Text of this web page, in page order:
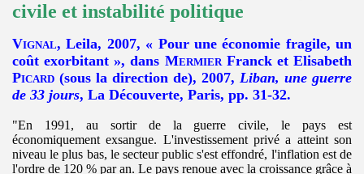
civile et instabilité politique
Vignal, Leila, 2007, « Pour une économie fragile, un
coût exorbitant », dans MermierFranck et Elisabeth
Picard (sous la direction de), 2007, Liban, une guerre
de 33 jours, La Découverte, Paris, pp. 31-32.
"En 1991, au sortir de la guerre civile, le pays est
économiquement exsangue. L'investissement privé a atteint son
niveau le plus bas, le secteur public s'est effondré, l'inflation est de
l'ordre de 120 % par an. Le pays renoue avec la croissance grâce à